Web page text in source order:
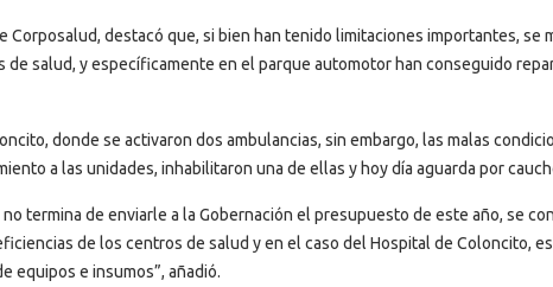
Corposalud, destacó que, si bien han tenido limitaciones importantes, se
salud, y específicamente en el parque automotor han conseguido
donde se activaron dos ambulancias, sin embargo, las malas
a las unidades, inhabilitaron una de ellas y hoy día aguarda por
no termina de enviarle a la Gobernación el presupuesto de este año, se
de los centros de salud y en el caso del Hospital de Coloncito,
equipos e insumos”, añadió.